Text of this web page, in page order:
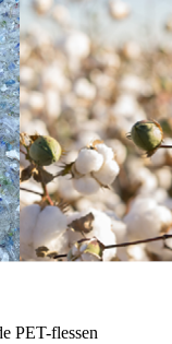
PET-flessen